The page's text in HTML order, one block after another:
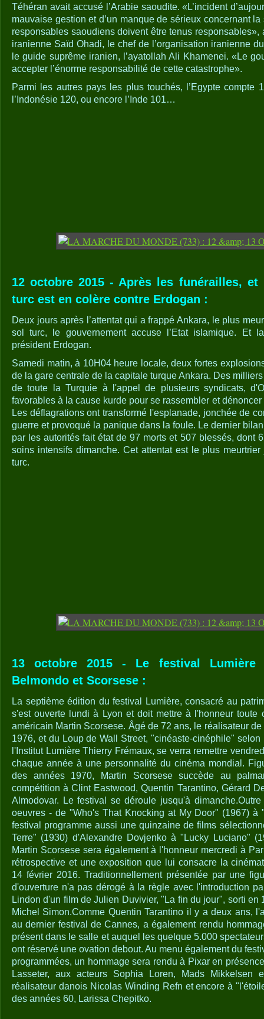
Téhéran avait accusé l’Arabie saoudite. «L’incident
mauvaise gestion et d’un manque de sérieux concernant
responsables saoudiens doivent être tenus
iranienne Saïd Ohadi, le chef de l’organisation iranienne
le guide suprême iranien, l’ayatollah Ali Khamenei. «Le
accepter l’énorme responsabilité de cette catastrophe».
Parmi les autres pays les plus touchés, l’Egypte compte
l’Indonésie 120, ou encore l’Inde 101…
12 octobre 2015 - Après les funérailles,
turc est en colère contre Erdogan :
Deux jours après l’attentat qui a frappé Ankara, le plus
sol turc, le gouvernement accuse l’Etat islamique. Et
président Erdogan.
Samedi matin, à 10H04 heure locale, deux fortes
de la gare centrale de la capitale turque Ankara. Des
de toute la Turquie à l'appel de plusieurs syndicats,
favorables à la cause kurde pour se rassembler et
Les déflagrations ont transformé l'esplanade, jonchée de
guerre et provoqué la panique dans la foule. Le dernier
par les autorités fait état de 97 morts et 507 blessés, dont
soins intensifs dimanche. Cet attentat est le plus
turc.
13 octobre 2015 - Le festival Lumière
Belmondo et Scorsese :
La septième édition du festival Lumière, consacré au
s'est ouverte lundi à Lyon et doit mettre à l'honneur toute
américain Martin Scorsese. Âgé de 72 ans, le réalisateur
1976, et du Loup de Wall Street, "cinéaste-cinéphile"
l'Institut Lumière Thierry Frémaux, se verra remettre
chaque année à une personnalité du cinéma mondial.
des années 1970, Martin Scorsese succède au
compétition à Clint Eastwood, Quentin Tarantino, Gérard
Almodovar. Le festival se déroule jusqu'à
oeuvres - de "Who's That Knocking at My Door" (1967) à
festival programme aussi une quinzaine de films
Terre" (1930) d'Alexandre Dovjenko à "Lucky Luciano"
Martin Scorsese sera également à l'honneur mercredi à
rétrospective et une exposition que lui consacre la
14 février 2016. Traditionnellement présentée par une
d'ouverture n'a pas dérogé à la règle avec l'introduction
Lindon d'un film de Julien Duvivier, "La fin du jour", sorti en
Michel Simon.Comme Quentin Tarantino il y a deux ans,
au dernier festival de Cannes, a également rendu
présent dans le salle et auquel les quelque 5.000
ont réservé une ovation debout. Au menu également du
programmées, un hommage sera rendu à Pixar en
Lasseter, aux acteurs Sophia Loren, Mads Mikkelsen
réalisateur danois Nicolas Winding Refn et encore à
des années 60, Larissa Chepitko.